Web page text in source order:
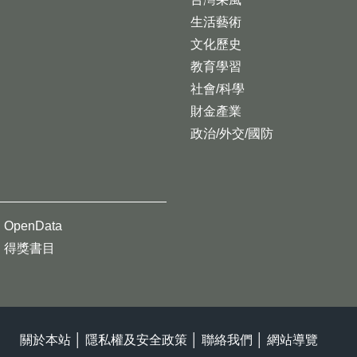
生活藝術
文化歷史
教育學習
社會/科學
財金產業
政治/外交/國防
OpenData
得獎書目
關於本站 隱私權及安全政策 聯絡我們 網站導覽